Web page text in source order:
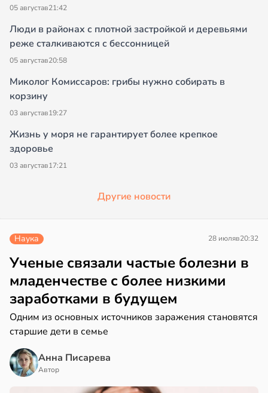
05 августав21:42
Люди в районах с плотной застройкой и деревьями
реже сталкиваются с бессонницей
05 августав20:58
Миколог Комиссаров: грибы нужно собирать в
корзину
03 августав19:27
Жизнь у моря не гарантирует более крепкое
здоровье
03 августав17:21
Другие новости
Наука 28 июляв20:32
Ученые связали частые болезни в
младенчестве с более низкими
заработками в будущем
Одним из основных источников заражения становятся
старшие дети в семье
Анна Писарева
Автор